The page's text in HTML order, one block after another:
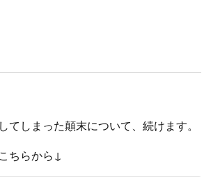
てしまった顛末について、続けます。
ちらから↓